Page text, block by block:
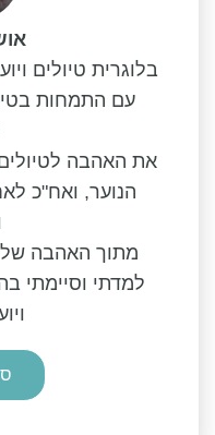
בלוגרית טיולים
עם התמחות
את האהבה
הנוער, ואח"כ
מתוך האהבה שלי
למדתי וסיימתי